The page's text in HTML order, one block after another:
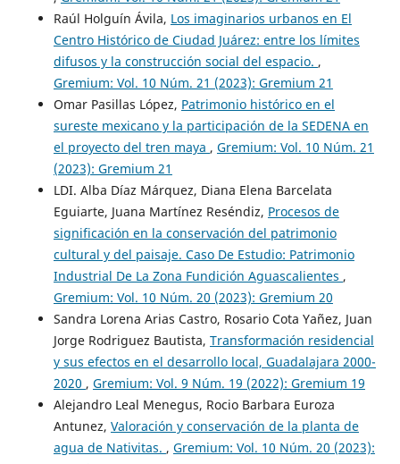
Raúl Holguín Ávila, Los imaginarios urbanos en El
Centro Histórico de Ciudad Juárez: entre los límites
difusos y la construcción social del espacio. ,
Gremium: Vol. 10 Núm. 21 (2023): Gremium 21
Omar Pasillas López, Patrimonio histórico en el
sureste mexicano y la participación de la SEDENA en
el proyecto del tren maya , Gremium: Vol. 10 Núm. 21
(2023): Gremium 21
LDI. Alba Díaz Márquez, Diana Elena Barcelata
Eguiarte, Juana Martínez Reséndiz, Procesos de
significación en la conservación del patrimonio
cultural y del paisaje. Caso De Estudio: Patrimonio
Industrial De La Zona Fundición Aguascalientes ,
Gremium: Vol. 10 Núm. 20 (2023): Gremium 20
Sandra Lorena Arias Castro, Rosario Cota Yañez, Juan
Jorge Rodriguez Bautista, Transformación residencial
y sus efectos en el desarrollo local, Guadalajara 2000-
2020 , Gremium: Vol. 9 Núm. 19 (2022): Gremium 19
Alejandro Leal Menegus, Rocio Barbara Euroza
Antunez, Valoración y conservación de la planta de
agua de Nativitas. , Gremium: Vol. 10 Núm. 20 (2023):